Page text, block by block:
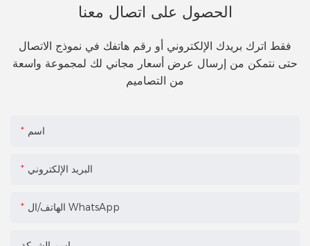
الحصول على اتصال معنا
فقط اترك بريدك الإلكتروني أو رقم هاتفك في نموذج الاتصال
حتى نتمكن من إرسال عرض أسعار مجاني لك لمجموعة واسعة
من التصاميم
اسم
البريد الإلكتروني
الهاتف/ال WhatsApp